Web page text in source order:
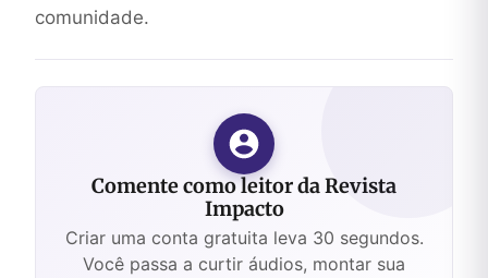
comunidade.
Comente como leitor da Revista
Impacto
Criar uma conta gratuita leva 30 segundos.
Você passa a curtir áudios, montar sua